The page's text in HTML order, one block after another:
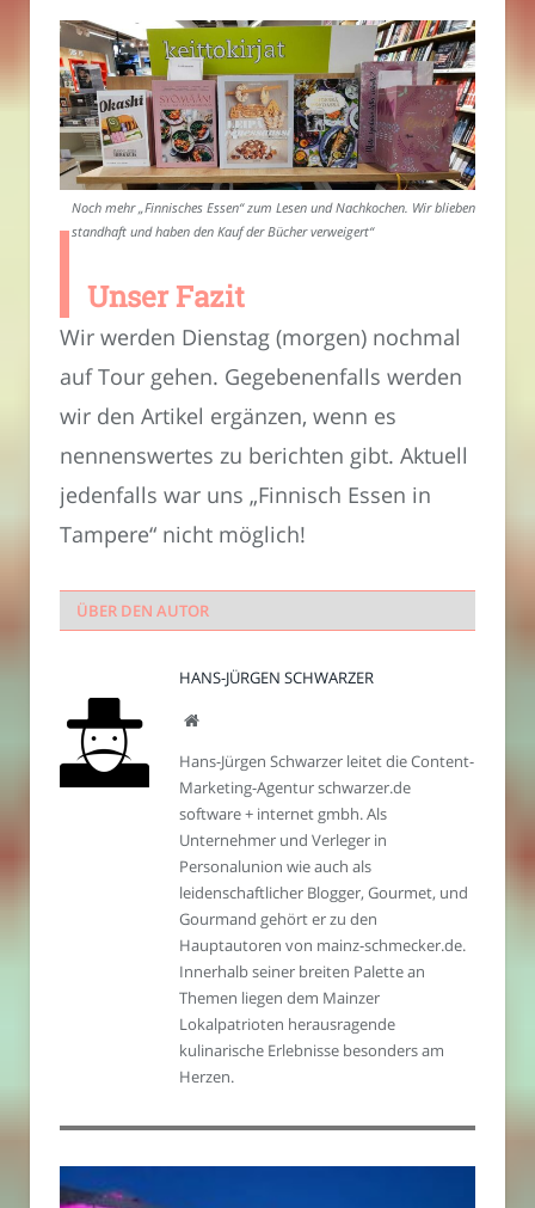
Noch mehr „Finnisches Essen“ zum Lesen und Nachkochen. Wir blieben
standhaft und haben den Kauf der Bücher verweigert“
Unser Fazit
Wir werden Dienstag (morgen) nochmal
auf Tour gehen. Gegebenenfalls werden
wir den Artikel ergänzen, wenn es
nennenswertes zu berichten gibt. Aktuell
jedenfalls war uns „Finnisch Essen in
Tampere“ nicht möglich!
ÜBER DEN AUTOR
HANS-JÜRGEN SCHWARZER
Webseite
Hans-Jürgen Schwarzer leitet die Content-
Marketing-Agentur schwarzer.de
software + internet gmbh. Als
Unternehmer und Verleger in
Personalunion wie auch als
leidenschaftlicher Blogger, Gourmet, und
Gourmand gehört er zu den
Hauptautoren von mainz-schmecker.de.
Innerhalb seiner breiten Palette an
Themen liegen dem Mainzer
Lokalpatrioten herausragende
kulinarische Erlebnisse besonders am
Herzen.